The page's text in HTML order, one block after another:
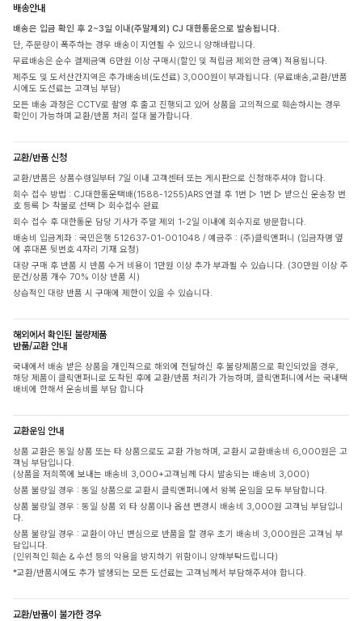
배송안내
배송은 입금 확인 후 2~3일 이내(주말제외) CJ 대한통운으로 발송됩니다.
단, 주문량이 폭주하는 경우 배송이 지연될 수 있으니 양해바랍니다.
무료배송은 순수 결제금액 6만원 이상 구매시(할인 및 적립금 제외한 금액) 적용됩니다.
제주도 및 도서산간지역은 추가배송비(도선료) 3,000원이 부과됩니다. (무료배송,교환/반품
시에도 도선료는 고객님 부담)
모든 배송 과정은 CCTV로 촬영 후 출고 진행되고 있어 상품을 고의적으로 훼손하시는 경우
확인이 가능하며 교환/반품 처리 절대 불가합니다.
교환/반품 신청
교환/반품은 상품수령일부터 7일 이내 고객센터 또는 게시판으로 신청해주셔야 합니다.
회수 접수 방법 : CJ대한통운택배(1588-1255)ARS 연결 후 1번 ▷ 1번 ▷ 받으신 운송장 번
호 등록 ▷ 착불로 선택 ▷ 회수접수 완료
회수 접수 후 대한통운 담당 기사가 주말 제외 1-2일 이내에 회수지로 방문합니다.
배송비 입금계좌 : 국민은행 512637-01-001048 / 예금주 : (주)클릭앤퍼니 (입금자명 옆
에 휴대폰 뒷번호 4자리 기재 요청)
대량 구매 후 반품 시 반품 수거 비용이 1만원 이상 추가 부과될 수 있습니다. (30만원 이상 주
문건/상품 개수 70% 이상 반품 시)
상습적인 대량 반품 시 구매에 제한이 있을 수 있습니다.
해외에서 확인된 불량제품
반품/교환 안내
국내에서 배송 받은 상품을 개인적으로 해외에 전달하신 후 불량제품으로 확인되었을 경우,
해당 제품이 클릭앤퍼니로 도착된 후에 교환/반품 처리가 가능하며, 클릭앤퍼니에서는 국내택
배비에 한해서 운송비를 부담 합니다
교환운임 안내
상품 교환은 동일 상품 또는 타 상품으로도 교환 가능하며, 교환시 교환배송비 6,000원은 고
객님 부담입니다.
(상품을 저희쪽에 보내는 배송비 3,000+고객님께 다시 발송되는 배송비 3,000)
상품 불량일 경우 : 동일 상품으로 교환시 클릭앤퍼니에서 왕복 운임을 모두 부담합니다.
상품 불량일 경우 : 동일 상품 외 타 상품이나 옵션 변경시 배송비 3,000원 고객님 부담입니
다.
상품 불량일 경우 : 교환이 아닌 변심으로 반품을 할 경우 초기 배송비 3,000원은 고객님 부
담입니다.
(인위적인 훼손 & 수선 등의 악용을 방지하기 위함이니 양해부탁드립니다)
*교환/반품시에도 추가 발생되는 모든 도선료는 고객님께서 부담해주셔야 합니다.
교환/반품이 불가한 경우